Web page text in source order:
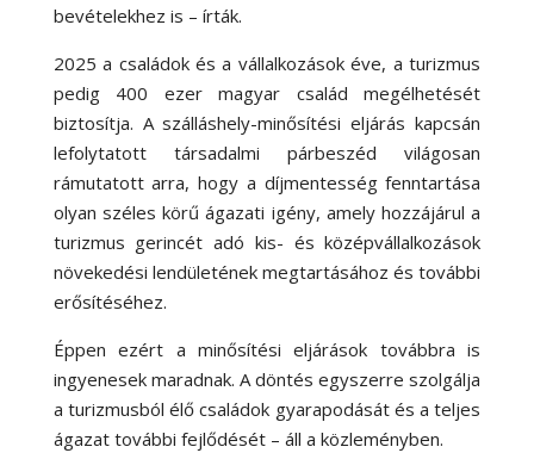
bevételekhez is – írták.
2025 a családok és a vállalkozások éve, a turizmus
pedig 400 ezer magyar család megélhetését
biztosítja. A szálláshely-minősítési eljárás kapcsán
lefolytatott társadalmi párbeszéd világosan
rámutatott arra, hogy a díjmentesség fenntartása
olyan széles körű ágazati igény, amely hozzájárul a
turizmus gerincét adó kis- és középvállalkozások
növekedési lendületének megtartásához és további
erősítéséhez.
Éppen ezért a minősítési eljárások továbbra is
ingyenesek maradnak. A döntés egyszerre szolgálja
a turizmusból élő családok gyarapodását és a teljes
ágazat további fejlődését – áll a közleményben.